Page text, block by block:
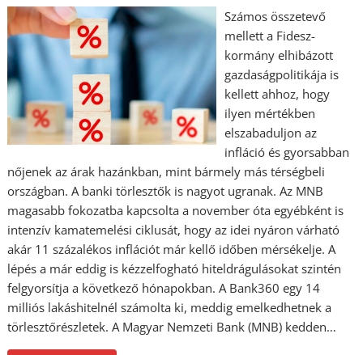
Számos összetevő
mellett a Fidesz-
kormány elhibázott
gazdaságpolitikája is
kellett ahhoz, hogy
ilyen mértékben
elszabaduljon az
infláció és gyorsabban
nőjenek az árak hazánkban, mint bármely más térségbeli
országban. A banki törlesztők is nagyot ugranak. Az MNB
magasabb fokozatba kapcsolta a november óta egyébként is
intenzív kamatemelési ciklusát, hogy az idei nyáron várható
akár 11 százalékos inflációt már kellő időben mérsékelje. A
lépés a már eddig is kézzelfogható hiteldrágulásokat szintén
felgyorsítja a következő hónapokban. A Bank360 egy 14
milliós lakáshitelnél számolta ki, meddig emelkedhetnek a
törlesztőrészletek. A Magyar Nemzeti Bank (MNB) kedden…